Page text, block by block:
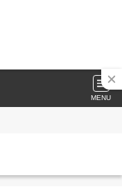
MENU